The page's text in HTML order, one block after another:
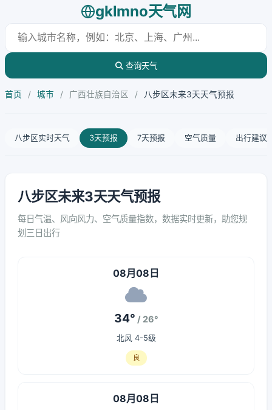
gklmno天气网
查询天气
首页 / 城市 / 广西壮族自治区 / 八步区未来3天天气预报
八步区实时天气 3天预报 7天预报 空气质量 出行建议
八步区未来3天天气预报
每日气温、风向风力、空气质量指数，数据实时更新，助您规
划三日出行
08月08日
34° / 26°
北风 4-5级
良
08月08日